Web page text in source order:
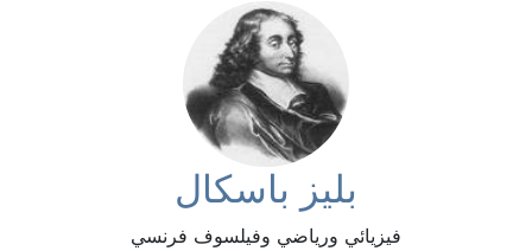
بليز باسكال
فيزيائي ورياضي وفيلسوف فرنسي